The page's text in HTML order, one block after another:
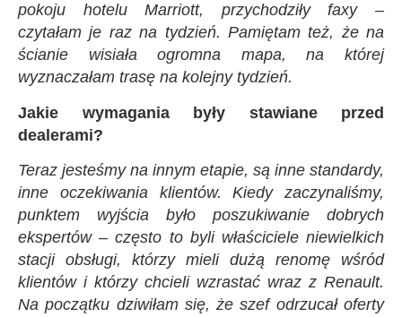
pokoju hotelu Marriott, przychodziły faxy –
czytałam je raz na tydzień. Pamiętam też, że na
ścianie wisiała ogromna mapa, na której
wyznaczałam trasę na kolejny tydzień.
Jakie wymagania były stawiane przed
dealerami?
Teraz jesteśmy na innym etapie, są inne standardy,
inne oczekiwania klientów. Kiedy zaczynaliśmy,
punktem wyjścia było poszukiwanie dobrych
ekspertów – często to byli właściciele niewielkich
stacji obsługi, którzy mieli dużą renomę wśród
klientów i którzy chcieli wzrastać wraz z Renault.
Na początku dziwiłam się, że szef odrzucał oferty